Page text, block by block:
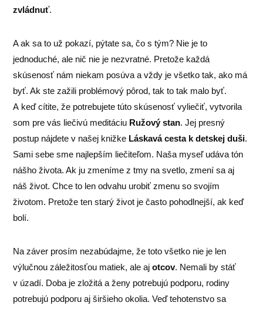
zvládnuť.
A ak sa to už pokazí, pýtate sa, čo s tým? Nie je to
jednoduché, ale nič nie je nezvratné. Pretože každá
skúsenosť nám niekam posúva a vždy je všetko tak, ako má
byť. Ak ste zažili problémový pôrod, tak to tak malo byť.
A keď cítite, že potrebujete túto skúsenosť vyliečiť, vytvorila
som pre vás liečivú meditáciu Ružový stan. Jej presný
postup nájdete v našej knižke Láskavá cesta k detskej duši.
Sami sebe sme najlepším liečiteľom. Naša myseľ udáva tón
nášho života. Ak ju zmeníme z tmy na svetlo, zmení sa aj
náš život. Chce to len odvahu urobiť zmenu so svojím
životom. Pretože ten starý život je často pohodlnejší, ak keď
bolí.
Na záver prosím nezabúdajme, že toto všetko nie je len
výlučnou záležitosťou matiek, ale ajotcov. Nemali by stáť
v úzadí. Doba je zložitá a ženy potrebujú podporu, rodiny
potrebujú podporu aj širšieho okolia. Veď tehotenstvo sa